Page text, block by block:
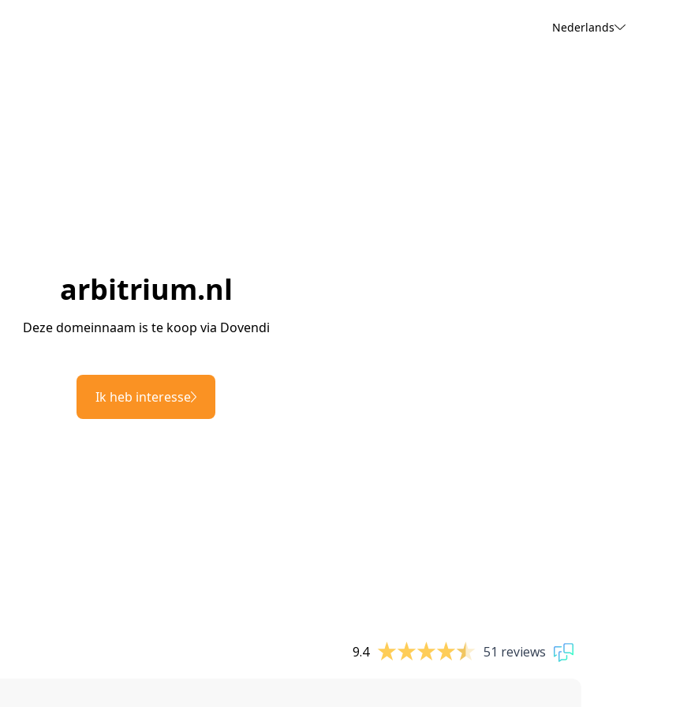
Nederlands
arbitrium.nl
Deze domeinnaam is te koop via Dovendi
Ik heb interesse
9.4 51 reviews